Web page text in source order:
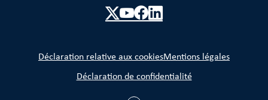
Déclaration relative aux cookiesMentions légales
Déclaration de confidentialité